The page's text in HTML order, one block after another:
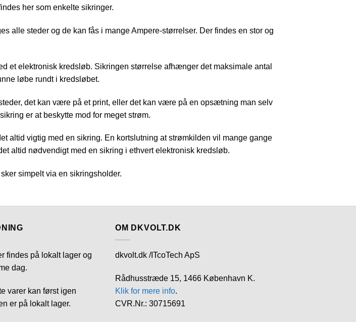
her som enkelte sikringer.
alle steder og de kan fås i mange Ampere-størrelser. Der findes en stor og
et elektronisk kredsløb. Sikringen størrelse afhænger det maksimale antal
løbe rundt i kredsløbet.
det kan være på et print, eller det kan være på en opsætning man selv
er at beskytte mod for meget strøm.
altid vigtig med en sikring. En kortslutning at strømkilden vil mange gange
altid nødvendigt med en sikring i ethvert elektronisk kredsløb.
simpelt via en sikringsholder.
findes på lokalt lager og
dag.
varer kan først igen
er på lokalt lager.
OM DKVOLT.DK
dkvolt.dk /ITcoTech ApS
Rådhusstræde 15, 1466 København K.
Klik for mere info.
CVR.Nr.: 30715691